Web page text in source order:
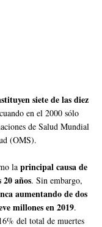
siete de las diez
en el 2000 sólo
de Salud Mundial
(OMS).
la principal causa de
años. Sin embargo,
aumentando de dos
millones en 2019.
del total de muertes